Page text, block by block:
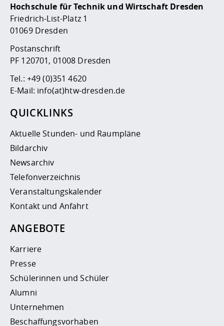
Hochschule für Technik und Wirtschaft Dresden
Friedrich-List-Platz 1
01069 Dresden
Postanschrift
PF 120701, 01008 Dresden
Tel.: +49 (0)351 4620
E-Mail: info(at)htw-dresden.de
QUICKLINKS
Aktuelle Stunden- und Raumpläne
Bildarchiv
Newsarchiv
Telefonverzeichnis
Veranstaltungskalender
Kontakt und Anfahrt
ANGEBOTE
Karriere
Presse
Schülerinnen und Schüler
Alumni
Unternehmen
Beschaffungsvorhaben